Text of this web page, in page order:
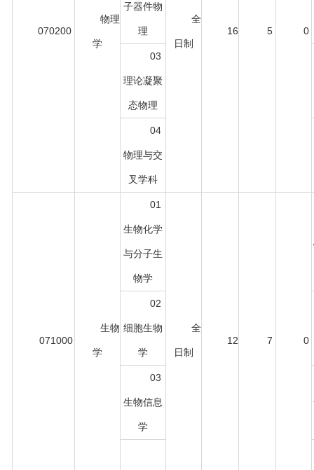
070200
物理
学
全
日制
16 5 0
子器件物
理
03
理论凝聚
态物理
04
物理与交
叉学科
071000
生物
学
01
生物化学
与分子生
物学
全
日制
12 7 0
02
细胞生物
学
03
生物信息
学